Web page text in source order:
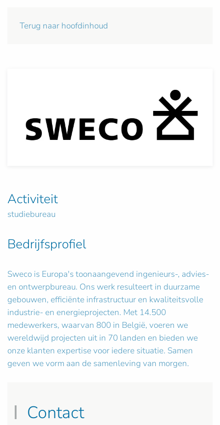
Terug naar hoofdinhoud
Activiteit
studiebureau
Bedrijfsprofiel
Sweco is Europa's toonaangevend ingenieurs-, advies-
en ontwerpbureau. Ons werk resulteert in duurzame
gebouwen, efficiënte infrastructuur en kwaliteitsvolle
industrie- en energieprojecten. Met 14.500
medewerkers, waarvan 800 in België, voeren we
wereldwijd projecten uit in 70 landen en bieden we
onze klanten expertise voor iedere situatie. Samen
geven we vorm aan de samenleving van morgen.
Contact